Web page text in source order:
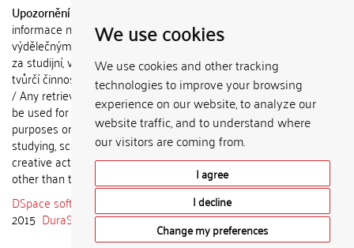
We use cookies
We use cookies and other tracking
technologies to improve your browsing
experience on our website, to analyze our
website traffic, and to understand where
our visitors are coming from.
I agree
I decline
Change my preferences
Upozornění / Notice:
informace nemohou být použity k
výdělečným účelům nebo vydávány
za studijní, vědeckou nebo jinou
tvůrčí činnost jiné osoby než autora.
/ Any retrieved information shall not
be used for any commercial
purposes or claimed as results of
studying, scientific or any other
creative activities of any person
other than the author.
DSpace software
2015 DuraSpace